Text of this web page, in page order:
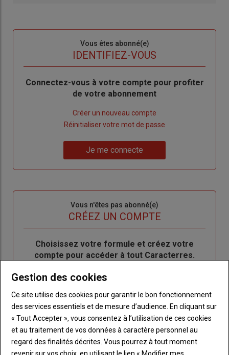
Vous êtes abonné(e)
IDENTIFIEZ-VOUS
Body
Connectez-vous à votre compte pour profiter
de votre abonnement
Créer un nouveau compte
de
Réinitialiser votre mot de passe
me
Je me connecte
Vous n'êtes pas abonné(e)
CRÉEZ UN COMPTE
BodyChoisissez votre formule et créez votre
compte pour accéder à tout Caracterres.
Lien Créez un compte
LES PLUS LUS
Gestion des cookies
Ce site utilise des cookies pour garantir le bon fonctionnement
des services essentiels et de mesure d’audience. En cliquant sur
« Tout Accepter », vous consentez à l’utilisation de ces cookies
et au traitement de vos données à caractère personnel au
regard des finalités décrites. Vous pourrez à tout moment
revenir sur vos choix, en utilisant le lien « Modifier mes